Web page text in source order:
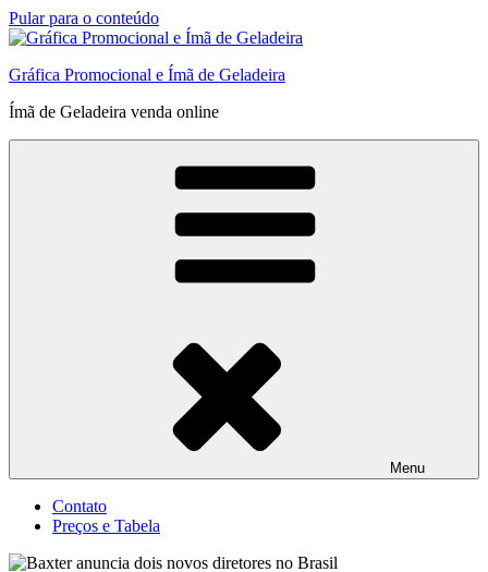
Pular para o conteúdo
Gráfica Promocional e Ímã de Geladeira
Ímã de Geladeira venda online
Menu
Contato
Preços e Tabela